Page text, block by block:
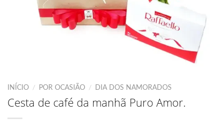
INÍCIO / POR OCASIÃO / DIA DOS NAMORADOS
Cesta de café da manhã Puro Amor.